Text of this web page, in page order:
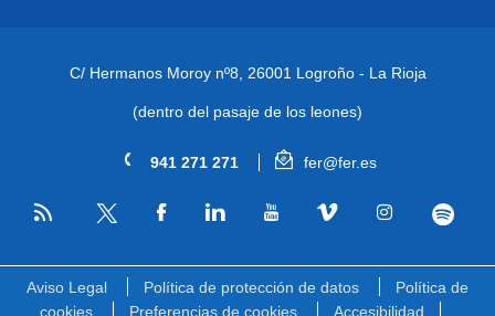
C/ Hermanos Moroy nº8, 26001 Logroño - La Rioja
(dentro del pasaje de los leones)
941 271 271 fer@fer.es
RSS
Aviso Legal Política de protección de datos
Política de
cookies
Preferencias de cookies Accesibilidad